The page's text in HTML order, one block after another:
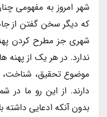
شهر امروز به مفهومی
که دیگر سخن گفتن از
شهری جز مطرح کردن
ندارد. در هر یک از پهنه
موضوع تحقیق، شناخت،
دارند. از این رو ما در
بدون آنکه ادعایی داشته